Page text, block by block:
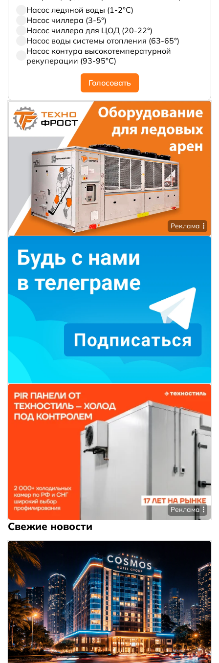
Насос ледяной воды (1-2°С)
Насос чиллера (3-5°)
Насос чиллера для ЦОД (20-22°)
Насос воды системы отопления (63-65°)
Насос контура высокотемпературной
рекуперации (93-95°С)
Голосовать
Реклама
Реклама
Свежие новости